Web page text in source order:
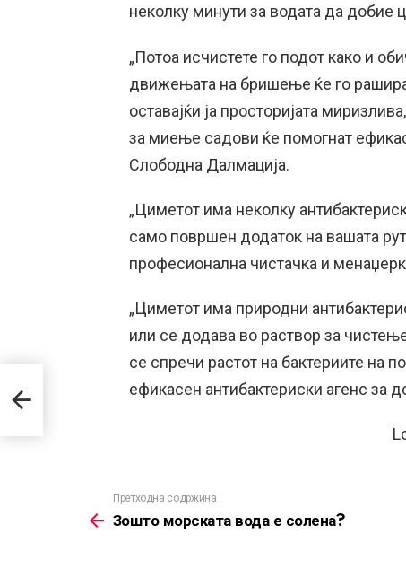
неколку минути за водата да добие
„Потоа исчистете го подот како и
движењата на бришење ќе го
оставајќи ја просторијата
за миење садови ќе помогнат
Слободна Далмација.
„Циметот има неколку
само површен додаток на вашата
професионална чистачка и
„Циметот има природни
или се додава во раствор за
се спречи растот на бактериите на
ефикасен антибактериски агенс за
more
Претходна содржина
Зошто морската вода е солена?